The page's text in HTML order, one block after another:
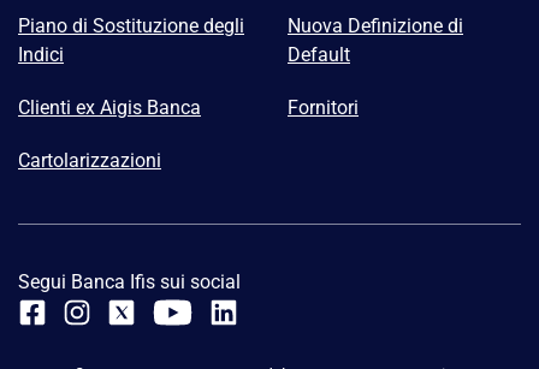
Piano di Sostituzione degli
Indici
Nuova Definizione di
Default
Clienti ex Aigis Banca Fornitori
Cartolarizzazioni
Segui Banca Ifis sui social